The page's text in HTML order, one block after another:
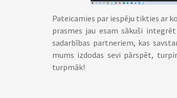
Pateicamies par iespēju tikties ar
prasmes jau esam sākuši
sadarbības partneriem, kas
mums izdodas sevi pārspēt,
turpmāk!